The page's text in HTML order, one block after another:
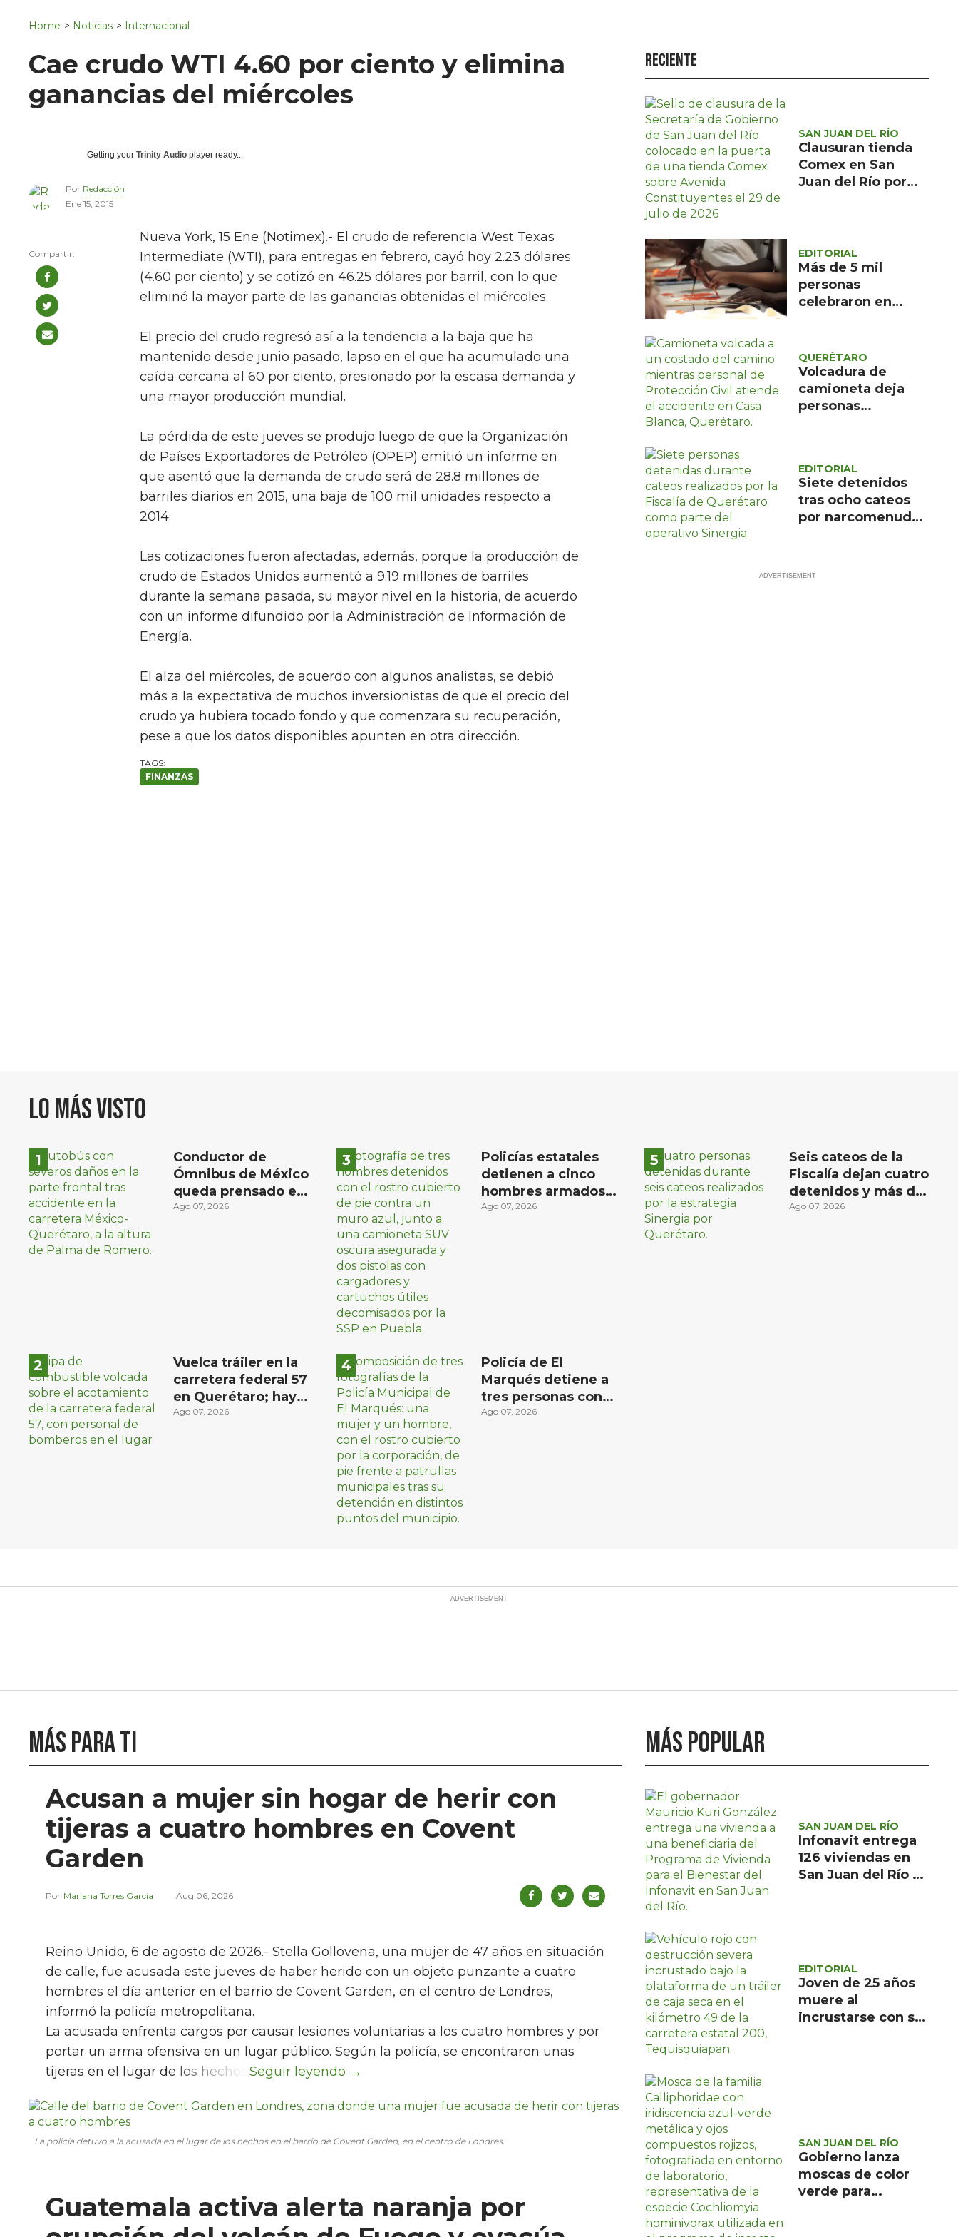
Política
Turismo
Asuntos Sociales
Estilo de vida
Home > Noticias > Internacional
Cae crudo WTI 4.60 por ciento y elimina
ganancias del miércoles
Getting your Trinity Audio player ready...
Por Redacción
Ene 15, 2015
Nueva York, 15 Ene (Notimex).- El crudo de referencia West Texas
Intermediate (WTI), para entregas en febrero, cayó hoy 2.23 dólares
(4.60 por ciento) y se cotizó en 46.25 dólares por barril, con lo que
eliminó la mayor parte de las ganancias obtenidas el miércoles.
El precio del crudo regresó así a la tendencia a la baja que ha
mantenido desde junio pasado, lapso en el que ha acumulado una
caída cercana al 60 por ciento, presionado por la escasa demanda y
una mayor producción mundial.
La pérdida de este jueves se produjo luego de que la Organización
de Países Exportadores de Petróleo (OPEP) emitió un informe en
que asentó que la demanda de crudo será de 28.8 millones de
barriles diarios en 2015, una baja de 100 mil unidades respecto a
2014.
Las cotizaciones fueron afectadas, además, porque la producción de
crudo de Estados Unidos aumentó a 9.19 millones de barriles
durante la semana pasada, su mayor nivel en la historia, de acuerdo
con un informe difundido por la Administración de Información de
Energía.
El alza del miércoles, de acuerdo con algunos analistas, se debió
más a la expectativa de muchos inversionistas de que el precio del
crudo ya hubiera tocado fondo y que comenzara su recuperación,
pese a que los datos disponibles apunten en otra dirección.
FINANZAS
Reciente
SAN JUAN DEL RÍO
Clausuran tienda
Comex en San
Juan del Río por
EDITORIAL
Más de 5 mil
personas
celebraron en
fundación con
música y talleres
comunitarios
QUERÉTARO
Volcadura de
camioneta deja
personas
EDITORIAL
Siete detenidos
tras ocho cateos
por narcomenudeo
Lo más visto
Conductor de
Ómnibus de México
queda prensado en
choque con
Ago 07, 2026
Vuelca tráiler en la
carretera federal 57
en Querétaro; hay
derrame de
Ago 07, 2026
Policías estatales
detienen a cinco
hombres armados
en Puebla capital
Ago 07, 2026
Policía de El
Marqués detiene a
tres personas con
distintos narcóticos
Ago 07, 2026
Seis cateos de la
Fiscalía dejan cuatro
detenidos y más de
mil dosis
Ago 07, 2026
Más para ti
Acusan a mujer sin hogar de herir con
tijeras a cuatro hombres en Covent
Garden
Mariana Torres García Aug 06, 2026
La policía detuvo a la acusada en el lugar de los hechos en el barrio de Covent Garden, en el centro de Londres.
Reino Unido, 6 de agosto de 2026.- Stella Gollovena, una mujer de 47 años en situación
de calle, fue acusada este jueves de haber herido con un objeto punzante a cuatro
hombres el día anterior en el barrio de Covent Garden, en el centro de Londres,
informó la policía metropolitana.
La acusada enfrenta cargos por causar lesiones voluntarias a los cuatro hombres y por
portar un arma ofensiva en un lugar público. Según la policía, se encontraron unas
tijeras en el lugar de los hechos.
Más popular
SAN JUAN DEL RÍO
Infonavit entrega
126 viviendas en
San Juan del Río a
EDITORIAL
Joven de 25 años
muere al
incrustarse con su
SAN JUAN DEL RÍO
Gobierno lanza
moscas de color
verde para
Guatemala activa alerta naranja por